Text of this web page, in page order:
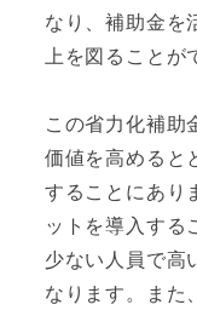
なり、補助金を
上を図ることが
この省力化補助
価値を高めると
することにあり
ットを導入する
少ない人員で高
なります。また